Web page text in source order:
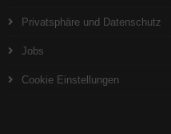
Privatsphäre und Datenschutz
Jobs
Cookie Einstellungen